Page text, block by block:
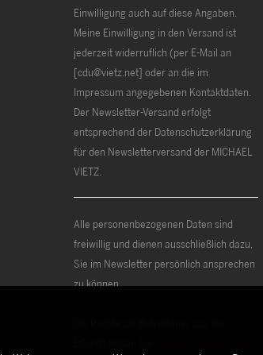
Einwilligung auch auf diese Angaben.
Meine Einwilligung in den Versand ist
jederzeit widerruflich (per E-Mail an
[cdu@vietz.net] oder an die im
Impressum angegebenen Kontaktdaten.
Der Newsletter-Versand erfolgt
entsprechend der Datenschutzerklärung
für den Newsletterversand der MICHAEL
VIETZ.
Alle personenbezogenen Daten sind
freiwillig und dienen ausschließlich dazu,
Sie im Newsletter persönlich ansprechen
zu können.